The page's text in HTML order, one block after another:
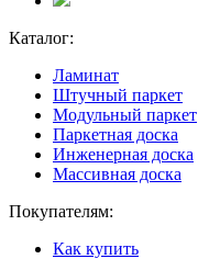
Каталог:
Ламинат
Штучный паркет
Модульный паркет
Паркетная доска
Инженерная доска
Массивная доска
Покупателям:
Как купить